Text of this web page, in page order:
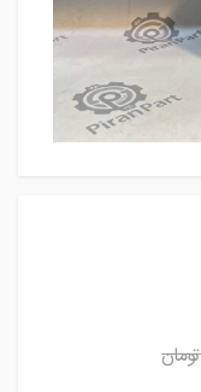
تومان